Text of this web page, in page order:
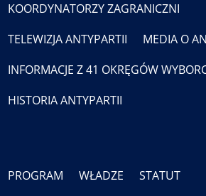
KOORDYNATORZY ZAGRANICZNI
TELEWIZJA ANTYPARTII
MEDIA O
INFORMACJE Z 41 OKRĘGÓW
HISTORIA ANTYPARTII
PROGRAM WŁADZE
STATUT